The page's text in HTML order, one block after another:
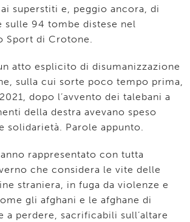
superstiti e, peggio ancora, di
sulle 94 tombe distese nel
Sport di Crotone.
atto esplicito di disumanizzazione
sulla cui sorte poco tempo prima,
dopo l’avvento dei talebani a
della destra avevano speso
solidarietà. Parole appunto.
rappresentato con tutta
che considera le vite delle
straniera, in fuga da violenze e
gli afghani e le afghane di
a perdere, sacrificabili sull’altare